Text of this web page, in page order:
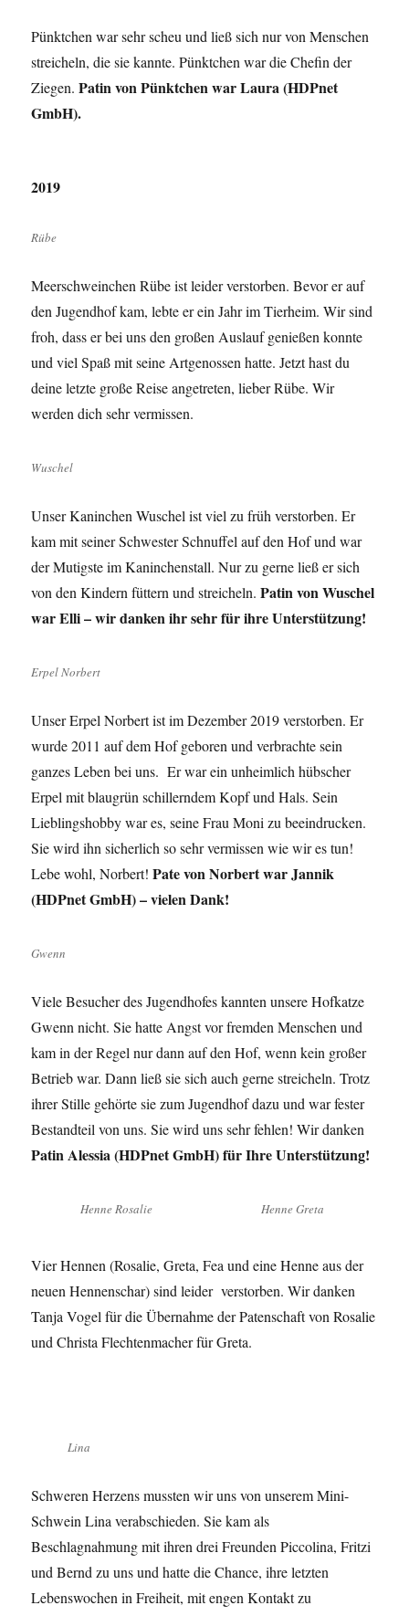
Pünktchen war sehr scheu und ließ sich nur von Menschen
streicheln, die sie kannte. Pünktchen war die Chefin der
Ziegen.Patin von Pünktchen war Laura (HDPnet
GmbH).
2019
Rübe
Meerschweinchen Rübe ist leider verstorben. Bevor er auf
den Jugendhof kam, lebte er ein Jahr im Tierheim. Wir sind
froh, dass er bei uns den großen Auslauf genießen konnte
und viel Spaß mit seine Artgenossen hatte. Jetzt hast du
deine letzte große Reise angetreten, lieber Rübe. Wir
werden dich sehr vermissen.
Wuschel
Unser Kaninchen Wuschel ist viel zu früh verstorben. Er
kam mit seiner Schwester Schnuffel auf den Hof und war
der Mutigste im Kaninchenstall. Nur zu gerne ließ er sich
von den Kindern füttern und streicheln.Patin von Wuschel
war Elli – wir danken ihr sehr für ihre Unterstützung!
Erpel Norbert
Unser Erpel Norbert ist im Dezember 2019 verstorben. Er
wurde 2011 auf dem Hof geboren und verbrachte sein
ganzes Leben bei uns. Er war ein unheimlich hübscher
Erpel mit blaugrün schillerndem Kopf und Hals. Sein
Lieblingshobby war es, seine Frau Moni zu beeindrucken.
Sie wird ihn sicherlich so sehr vermissen wie wir es tun!
Lebe wohl, Norbert!Pate von Norbert war Jannik
(HDPnet GmbH) – vielen Dank!
Gwenn
Viele Besucher des Jugendhofes kannten unsere Hofkatze
Gwenn nicht. Sie hatte Angst vor fremden Menschen und
kam in der Regel nur dann auf den Hof, wenn kein großer
Betrieb war. Dann ließ sie sich auch gerne streicheln. Trotz
ihrer Stille gehörte sie zum Jugendhof dazu und war fester
Bestandteil von uns. Sie wird uns sehr fehlen! Wir danken
Patin Alessia (HDPnet GmbH) für Ihre Unterstützung!
Henne Rosalie Henne Greta
Vier Hennen (Rosalie, Greta, Fea und eine Henne aus der
neuen Hennenschar) sind leider verstorben. Wir danken
Tanja Vogel für die Übernahme der Patenschaft von Rosalie
und Christa Flechtenmacher für Greta.
Lina
Schweren Herzens mussten wir uns von unserem Mini-
Schwein Lina verabschieden. Sie kam als
Beschlagnahmung mit ihren drei Freunden Piccolina, Fritzi
und Bernd zu uns und hatte die Chance, ihre letzten
Lebenswochen in Freiheit, mit engen Kontakt zu